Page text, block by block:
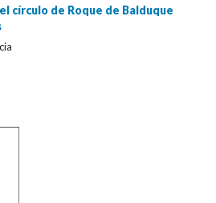
círculo de Roque de Balduque